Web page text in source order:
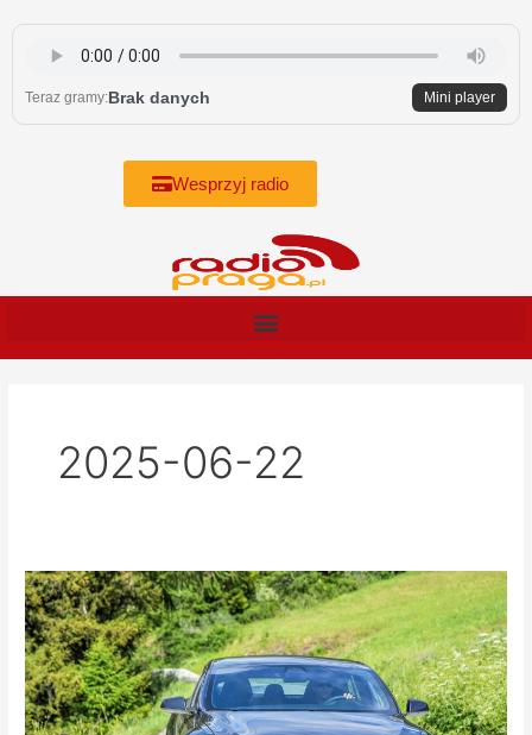
content
Teraz gramy:Brak danych Mini player
Wesprzyj radio
2025-06-22
Czy
warto
kupić
opony
wielosezonowe?